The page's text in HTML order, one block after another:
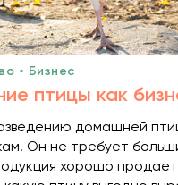
• Бизнес
птицы как
домашней
Он не требует
хорошо